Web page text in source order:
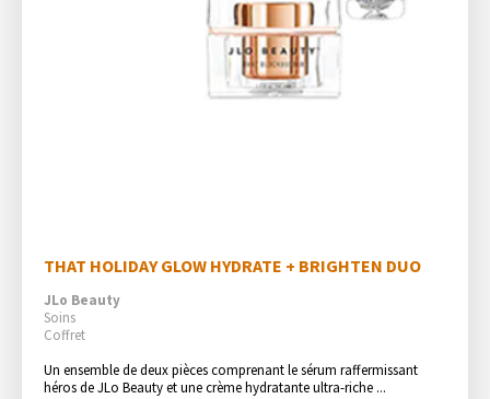
THAT HOLIDAY GLOW HYDRATE + BRIGHTEN DUO
JLo Beauty
Soins
Coffret
Un ensemble de deux pièces comprenant le sérum raffermissant
héros de JLo Beauty et une crème hydratante ultra-riche ...